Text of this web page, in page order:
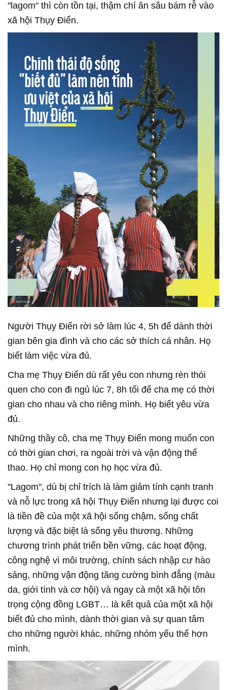
"lagom" thì còn tồn tại, thậm chí ăn sâu bám rễ vào
xã hội Thụy Điển.
Người Thụy Điển rời sở làm lúc 4, 5h để dành thời
gian bên gia đình và cho các sở thích cá nhân. Họ
biết làm việc vừa đủ.
Cha mẹ Thụy Điển dù rất yêu con nhưng rèn thói
quen cho con đi ngủ lúc 7, 8h tối để cha mẹ có thời
gian cho nhau và cho riêng mình. Họ biết yêu vừa
đủ.
Những thầy cô, cha mẹ Thụy Điển mong muốn con
có thời gian chơi, ra ngoài trời và vận động thể
thao. Họ chỉ mong con họ học vừa đủ.
"Lagom", dù bị chỉ trích là làm giảm tính cạnh tranh
và nỗ lực trong xã hội Thụy Điển nhưng lại được coi
là tiền đề của một xã hội sống chậm, sống chất
lượng và đặc biệt là sống yêu thương. Những
chương trình phát triển bền vững, các hoạt động,
công nghệ vì môi trường, chính sách nhập cư hào
sảng, những vận động tăng cường bình đẳng (màu
da, giới tính và cơ hội) và ngay cả một xã hội tôn
trọng cộng đồng LGBT… là kết quả của một xã hội
biết đủ cho mình, dành thời gian và sự quan tâm
cho những người khác, những nhóm yếu thế hơn
mình.